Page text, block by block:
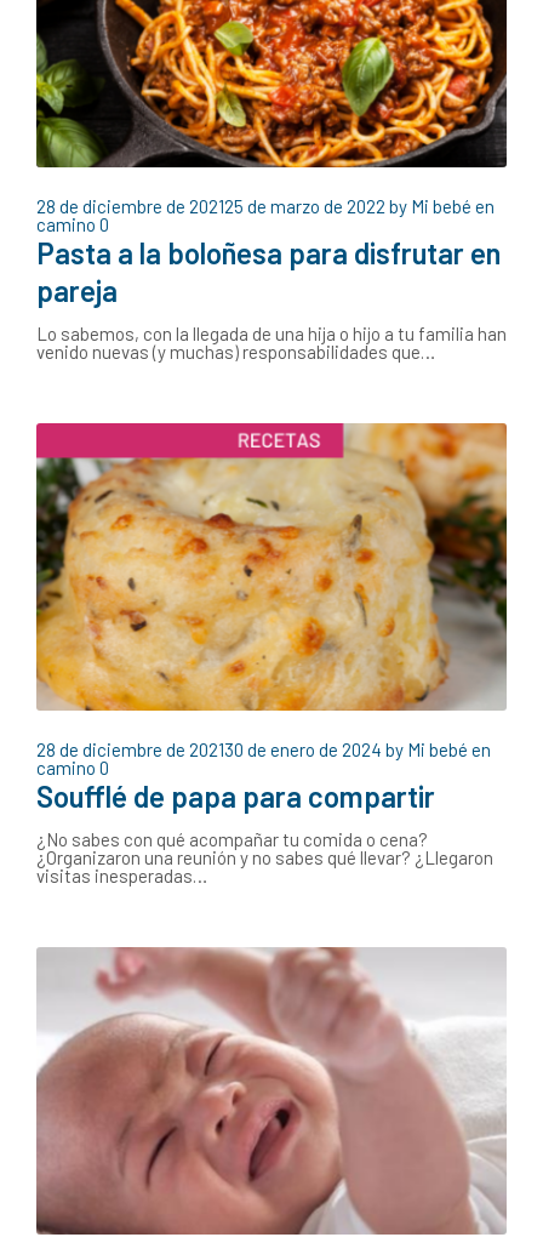
28 de diciembre de 202125 de marzo de 2022 by Mi bebé en
camino 0
Pasta a la boloñesa para disfrutar en
pareja
Lo sabemos, con la llegada de una hija o hijo a tu familia han
venido nuevas (y muchas) responsabilidades que…
28 de diciembre de 202130 de enero de 2024 by Mi bebé en
camino 0
Soufflé de papa para compartir
¿No sabes con qué acompañar tu comida o cena?
¿Organizaron una reunión y no sabes qué llevar? ¿Llegaron
visitas inesperadas…